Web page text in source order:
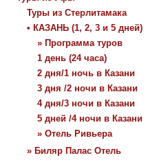
Туры из Стерлитамака
• КАЗАНЬ (1, 2, 3 и 5 дней)
» Программа туров
1 день (24 часа)
2 дня/1 ночь в Казани
3 дня /2 ночи в Казани
4 дня/3 ночи в Казани
5 дней /4 ночи в Казани
» Отель Ривьера
» Биляр Палас Отель